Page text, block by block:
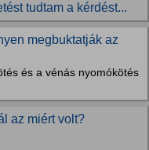
tudtam a kérdést...
megbuktatják az
és a vénás nyomókötés
az miért volt?